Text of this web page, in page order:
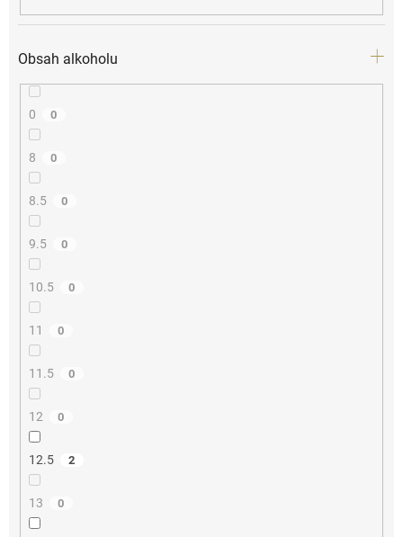
Obsah alkoholu
0 0
8 0
8.5 0
9.5 0
10.5 0
11 0
11.5 0
12 0
12.5 2
13 0